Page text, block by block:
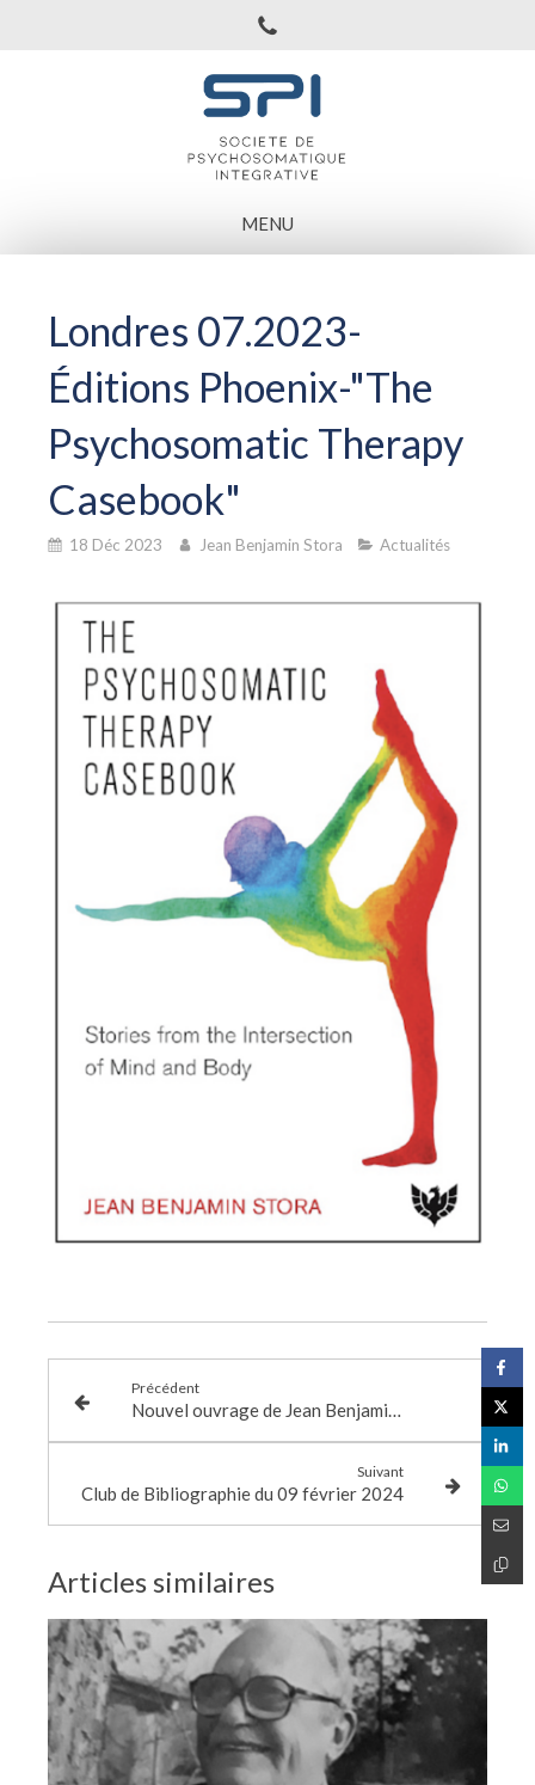
MENU
Londres 07.2023-
Éditions Phoenix-"The
Psychosomatic Therapy
Casebook"
18 Déc 2023 Jean Benjamin Stora Actualités
Précédent
Nouvel ouvrage de Jean Benjamin Stora
Suivant
Club de Bibliographie du 09 février 2024
Articles similaires